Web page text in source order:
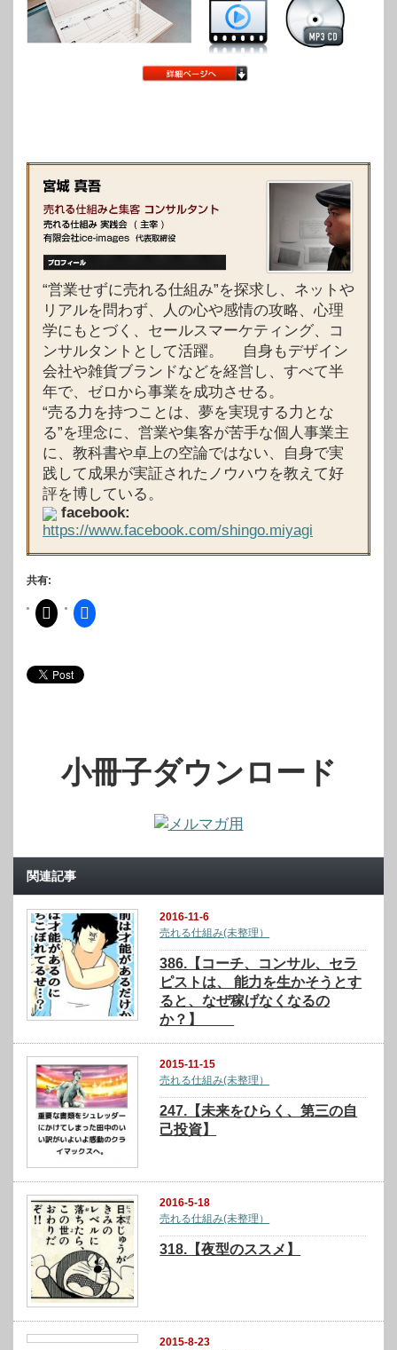
“営業せずに売れる仕組み”を探求し、ネットや
リアルを問わず、人の心や感情の攻略、心理
学にもとづく、セールスマーケティング、コ
ンサルタントとして活躍。 自身もデザイン
会社や雑貨ブランドなどを経営し、すべて半
年で、ゼロから事業を成功させる。
“売る力を持つことは、夢を実現する力とな
る”を理念に、営業や集客が苦手な個人事業主
に、教科書や卓上の空論ではない、自身で実
践して成果が実証されたノウハウを教えて好
評を博している。
facebook:
https://www.facebook.com/shingo.miyagi
共有:
小冊子ダウンロード
関連記事
2016-11-6
売れる仕組み(未整理）
386.【コーチ、コンサル、セラ
ピストは、 能力を生かそうとす
ると、なぜ稼げなくなるの
か？】
2015-11-15
売れる仕組み(未整理）
247.【未来をひらく、第三の自
己投資】
2016-5-18
売れる仕組み(未整理）
318.【夜型のススメ】
2015-8-23